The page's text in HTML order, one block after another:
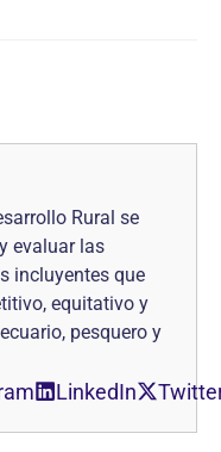
Rural se
evaluar las
incluyentes que
equitativo y
pesquero y
LinkedIn